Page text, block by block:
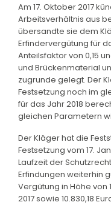
Am 17. Oktober 2017
Arbeitsverhältnis aus
übersandte sie dem
Erfindervergütung für
Anteilsfaktor von 0,15
und Brückenmaterial
zugrunde gelegt. Der
Festsetzung noch im
für das Jahr 2018
gleichen Parametern
Der Kläger hat die
Festsetzung vom 17.
Laufzeit der
Erfindungen weiterhin
Vergütung in Höhe von
2017 sowie 10.830,18